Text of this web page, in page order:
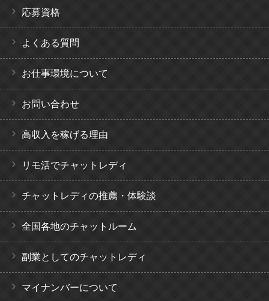
応募資格
よくある質問
お仕事環境について
お問い合わせ
高収入を稼げる理由
リモ活でチャットレディ
チャットレディの推薦・体験談
全国各地のチャットルーム
副業としてのチャットレディ
マイナンバーについて